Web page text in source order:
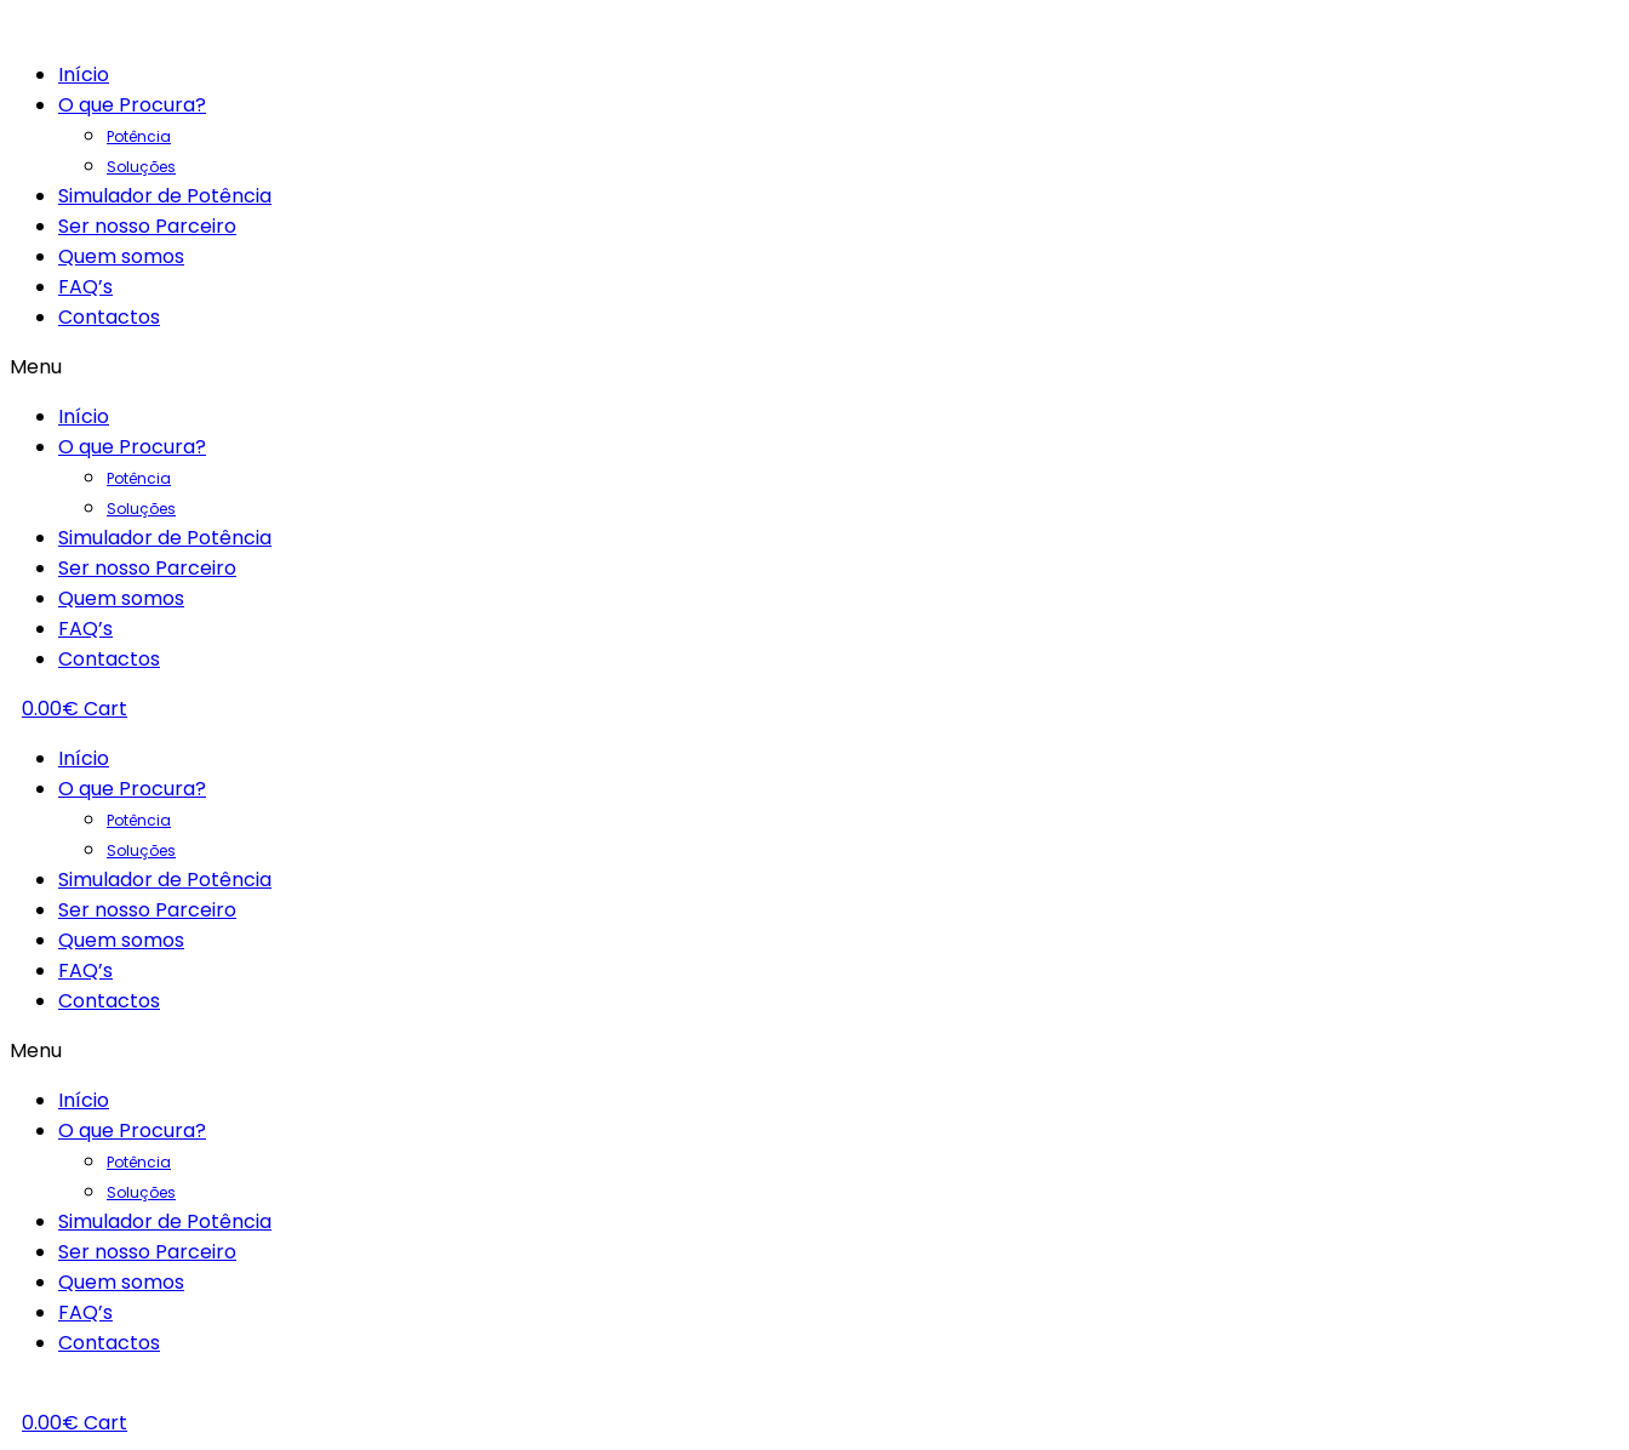
Início
O que Procura?
Potência
Soluções
Simulador de Potência
Ser nosso Parceiro
Quem somos
FAQ’s
Contactos
Menu
Início
O que Procura?
Potência
Soluções
Simulador de Potência
Ser nosso Parceiro
Quem somos
FAQ’s
Contactos
0.00€ Cart
Início
O que Procura?
Potência
Soluções
Simulador de Potência
Ser nosso Parceiro
Quem somos
FAQ’s
Contactos
Menu
Início
O que Procura?
Potência
Soluções
Simulador de Potência
Ser nosso Parceiro
Quem somos
FAQ’s
Contactos
0.00€ Cart